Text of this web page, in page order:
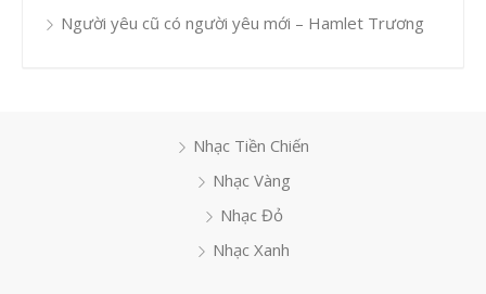
Người yêu cũ có người yêu mới – Hamlet Trương
Nhạc Tiền Chiến
Nhạc Vàng
Nhạc Đỏ
Nhạc Xanh